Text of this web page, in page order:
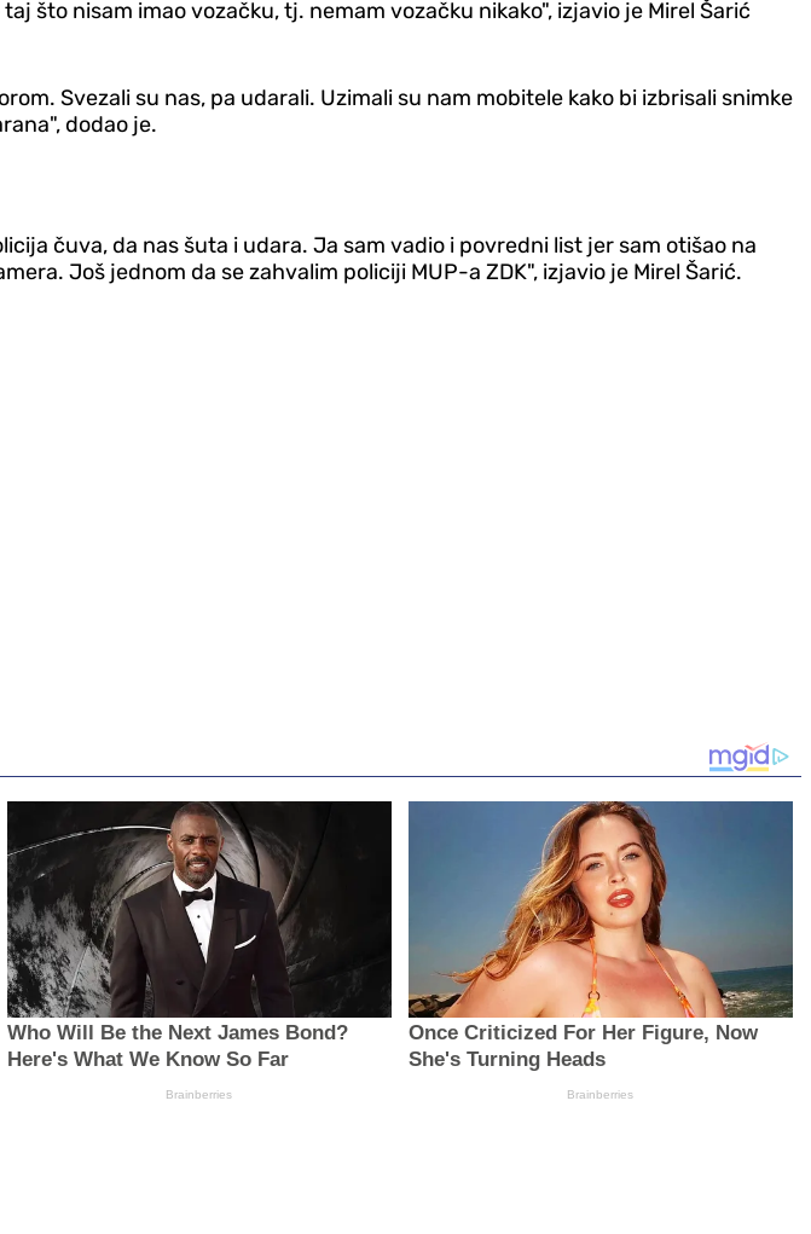
što nisam imao vozačku, tj. nemam vozačku nikako", izjavio je Mirel Šarić
Svezali su nas, pa udarali. Uzimali su nam mobitele kako bi izbrisali snimke
dodao je.
čuva, da nas šuta i udara. Ja sam vadio i povredni list jer sam otišao na
Još jednom da se zahvalim policiji MUP-a ZDK", izjavio je Mirel Šarić.